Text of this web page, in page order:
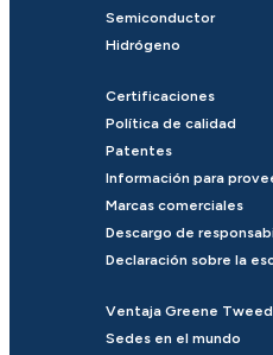
Semiconductor
Hidrógeno
Certificaciones
Política de calidad
Patentes
Información para
Marcas comerciales
Descargo de
Declaración sobre la
Ventaja Greene Tweed
Sedes en el mundo